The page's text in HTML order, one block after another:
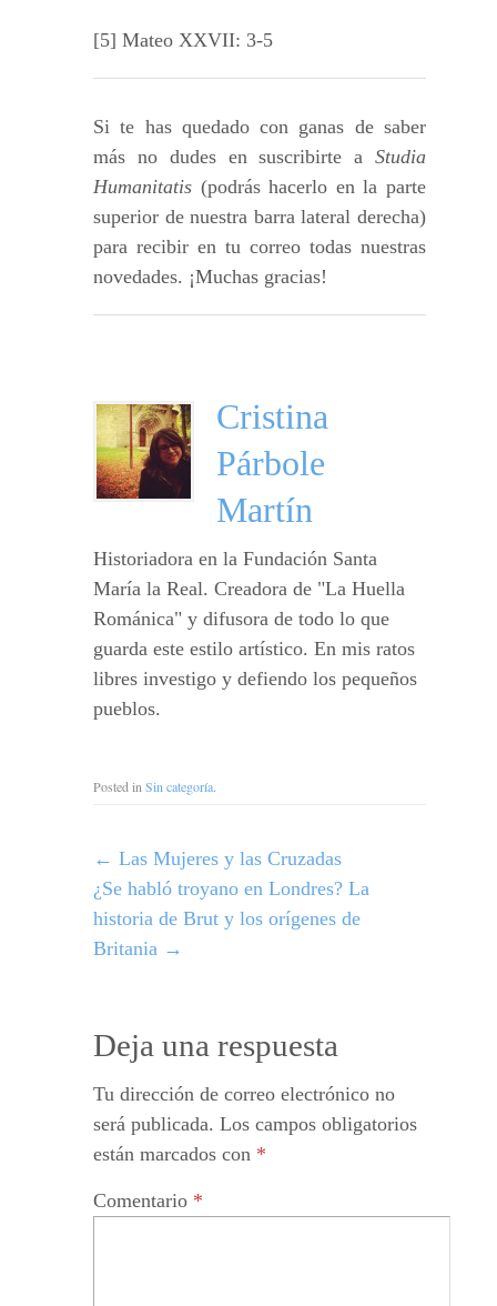
[5] Mateo XXVII: 3-5
Si te has quedado con ganas de saber
más no dudes en suscribirte a Studia
Humanitatis (podrás hacerlo en la parte
superior de nuestra barra lateral derecha)
para recibir en tu correo todas nuestras
novedades. ¡Muchas gracias!
Cristina
Párbole
Martín
Historiadora en la Fundación Santa
María la Real. Creadora de "La Huella
Románica" y difusora de todo lo que
guarda este estilo artístico. En mis ratos
libres investigo y defiendo los pequeños
pueblos.
Posted in Sin categoría.
← Las Mujeres y las Cruzadas
¿Se habló troyano en Londres? La
historia de Brut y los orígenes de
Britania →
Deja una respuesta
Tu dirección de correo electrónico no
será publicada. Los campos obligatorios
están marcados con *
Comentario *